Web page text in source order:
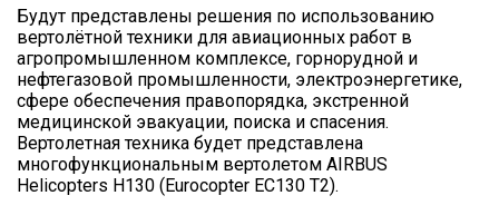
Будут представлены решения по использованию
вертолётной техники для авиационных работ в
агропромышленном комплексе, горнорудной и
нефтегазовой промышленности, электроэнергетике,
сфере обеспечения правопорядка, экстренной
медицинской эвакуации, поиска и спасения.
Вертолетная техника будет представлена
многофункциональным вертолетом AIRBUS
Helicopters H130 (Eurocopter EC130 T2).